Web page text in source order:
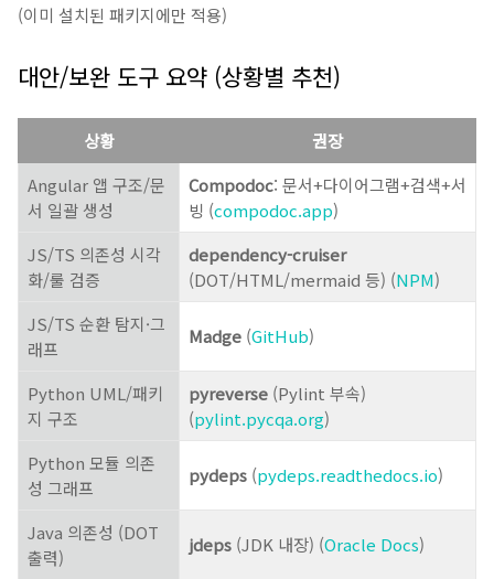
(이미 설치된 패키지에만 적용)
대안/보완 도구 요약 (상황별 추천)
상황
권장
Angular 앱 구조/문
서 일괄 생성
Compodoc: 문서+다이어그램+검색+서
빙 (compodoc.app)
JS/TS 의존성 시각
화/룰 검증
dependency-cruiser
(DOT/HTML/mermaid 등) (NPM)
JS/TS 순환 탐지·그
래프
Madge (GitHub)
Python UML/패키
지 구조
pyreverse (Pylint 부속)
(pylint.pycqa.org)
Python 모듈 의존
성 그래프
pydeps (pydeps.readthedocs.io)
Java 의존성 (DOT
출력)
jdeps (JDK 내장) (Oracle Docs)